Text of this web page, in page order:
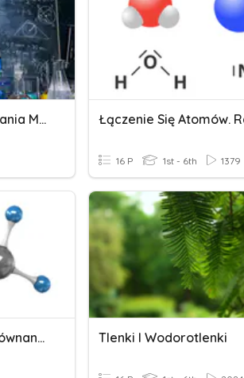
Reakcje, Prawo Zachowania Mas
16 P 1st - 6th 1379
Łączenie Się Atomów. Równania Reakcji Chemicznych Tlenki I Wodorotlenki